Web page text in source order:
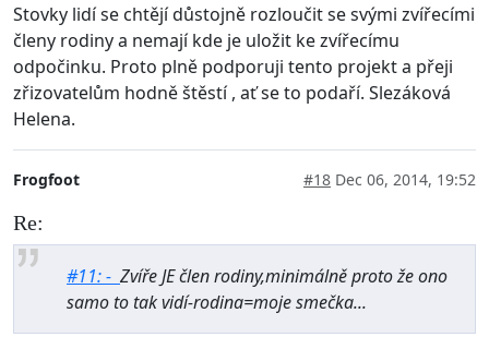
Stovky lidí se chtějí důstojně rozloučit se svými zvířecími
členy rodiny a nemají kde je uložit ke zvířecímu
odpočinku. Proto plně podporuji tento projekt a přeji
zřizovatelům hodně štěstí , ať se to podaří. Slezáková
Helena.
Frogfoot #18 Dec 06, 2014, 19:52
Re:
#11: - Zvíře JE člen rodiny,minimálně proto že ono
samo to tak vidí-rodina=moje smečka...